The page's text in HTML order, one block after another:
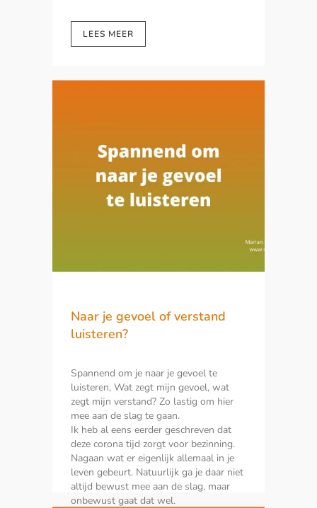
LEES MEER
Naar je gevoel of verstand
luisteren?
Spannend om je naar je gevoel te
luisteren, Wat zegt mijn gevoel, wat
zegt mijn verstand? Zo lastig om hier
mee aan de slag te gaan.
Ik heb al eens eerder geschreven dat
deze corona tijd zorgt voor bezinning.
Nagaan wat er eigenlijk allemaal in je
leven gebeurt. Natuurlijk ga je daar niet
altijd bewust mee aan de slag, maar
onbewust gaat dat wel.